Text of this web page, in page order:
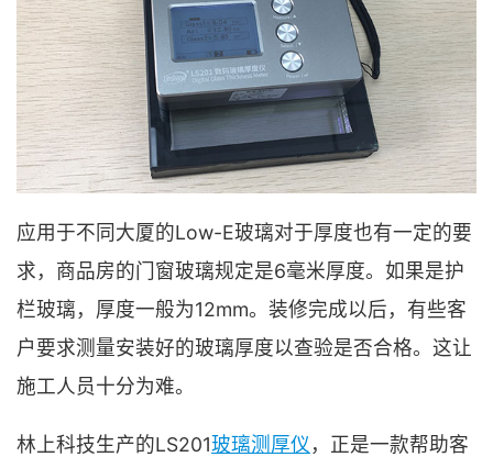
应用于不同大厦的Low-E玻璃对于厚度也有一定的要
求，商品房的门窗玻璃规定是6毫米厚度。如果是护
栏玻璃，厚度一般为12mm。装修完成以后，有些客
户要求测量安装好的玻璃厚度以查验是否合格。这让
施工人员十分为难。
林上科技生产的LS201玻璃测厚仪 ，正是一款帮助客